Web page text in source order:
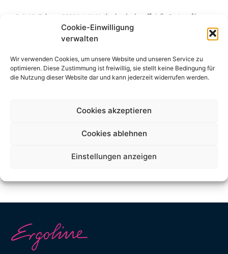
Cookie-Einwilligung
verwalten
Wir verwenden Cookies, um unsere Website und unseren Service zu
optimieren. Diese Zustimmung ist freiwillig, sie stellt keine Bedingung für
die Nutzung dieser Website dar und kann jederzeit widerrufen werden.
Cookies akzeptieren
Cookies ablehnen
Einstellungen anzeigen
Seit 18. Februar 2020 ist JK-Netherlands der offizielle Partner für
Ergoline in Belgien. JK-Netherlands ist stolz darauf, den belgischen
Markt zu bedienen. Sie freuen sich auf eine erfolgreiche
in Belgien und möchten Sie weitere Informationen? Dann
kontaktieren Sie uns hier.